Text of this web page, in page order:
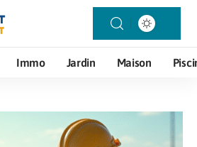
Immo Jardin Maison